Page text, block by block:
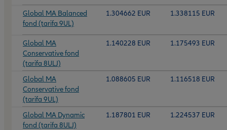
Global MA Balanced
fond (tarifa 9UL)
1.304662 EUR 1.338115 EUR
Global MA
Conservative fond
(tarifa 8ULJ)
1.140228 EUR 1.175493 EUR
Global MA
Conservative fond
(tarifa 9UL)
1.088605 EUR 1.116518 EUR
Global MA Dynamic
fond (tarifa 8ULJ)
1.187801 EUR 1.224537 EUR